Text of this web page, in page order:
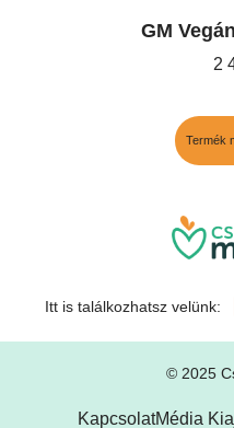
GM
2
Termék
Itt is találkozhatsz velünk:
© 2025
KapcsolatMédia